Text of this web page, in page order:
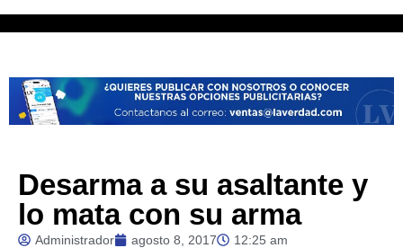
Desarma a su asaltante y
lo mata con su arma
Administrador agosto 8, 2017
12:25 am